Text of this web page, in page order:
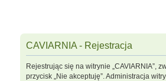
CAVIARNIA - Rejestracja
Rejestrując się na witrynie „CAVIARNIA”,
przycisk „Nie akceptuję”. Administracja